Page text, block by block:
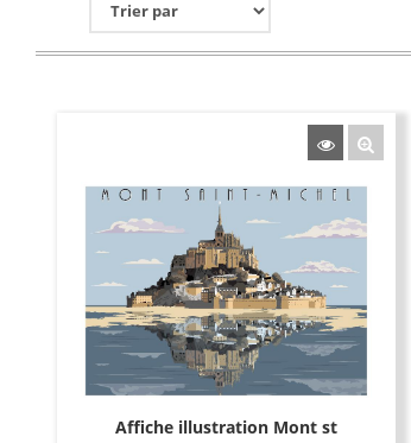
Affiche illustration Mont st